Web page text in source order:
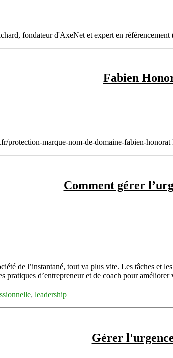
fondateur d'AxeNet et expert en
Fabien
protection-marque-nom-de-domaine-fabien-
Comment gérer
de l’instantané, tout va plus vite. Les tâches et
pratiques d’entrepreneur et de coach pour
, leadership
Gérer